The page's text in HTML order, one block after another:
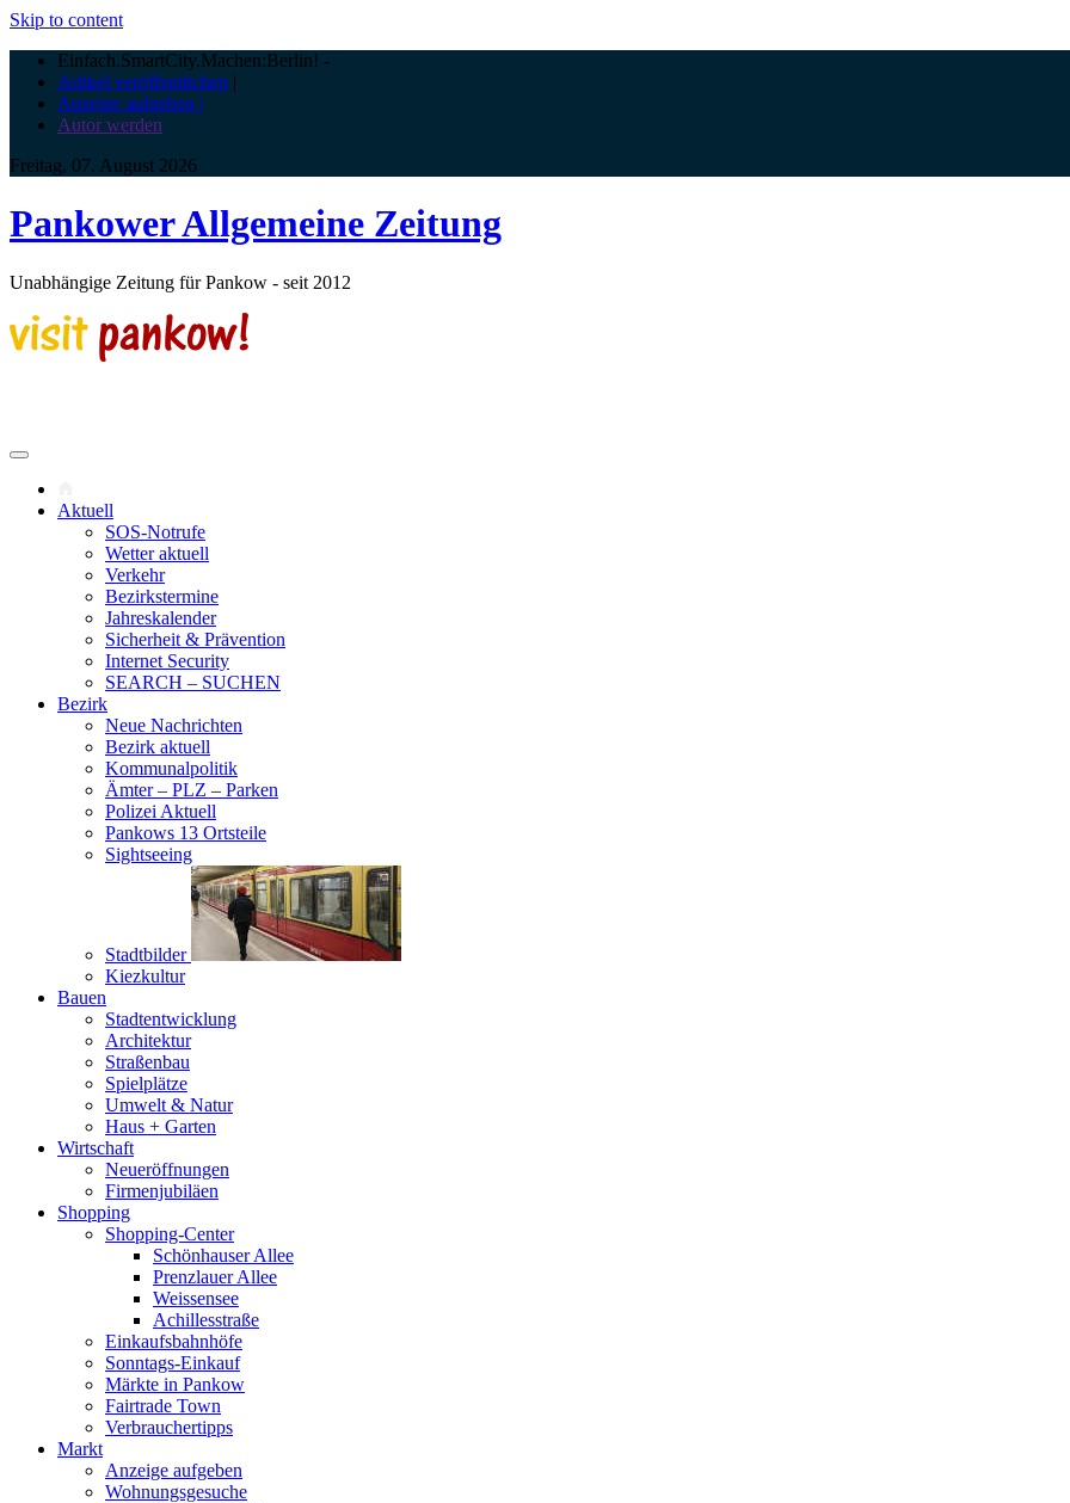
Skip to content
Einfach.SmartCity.Machen:Berlin! -
Artikel veröffentlichen |
Anzeige aufgeben |
Autor werden
Freitag, 07. August 2026
Pankower Allgemeine Zeitung
Unabhängige Zeitung für Pankow - seit 2012
Aktuell
SOS-Notrufe
Wetter aktuell
Verkehr
Bezirkstermine
Jahreskalender
Sicherheit & Prävention
Internet Security
SEARCH – SUCHEN
Bezirk
Neue Nachrichten
Bezirk aktuell
Kommunalpolitik
Ämter – PLZ – Parken
Polizei Aktuell
Pankows 13 Ortsteile
Sightseeing
Stadtbilder
Kiezkultur
Bauen
Stadtentwicklung
Architektur
Straßenbau
Spielplätze
Umwelt & Natur
Haus + Garten
Wirtschaft
Neueröffnungen
Firmenjubiläen
Shopping
Shopping-Center
Schönhauser Allee
Prenzlauer Allee
Weissensee
Achillesstraße
Einkaufsbahnhöfe
Sonntags-Einkauf
Märkte in Pankow
Fairtrade Town
Verbrauchertipps
Markt
Anzeige aufgeben
Wohnungsgesuche